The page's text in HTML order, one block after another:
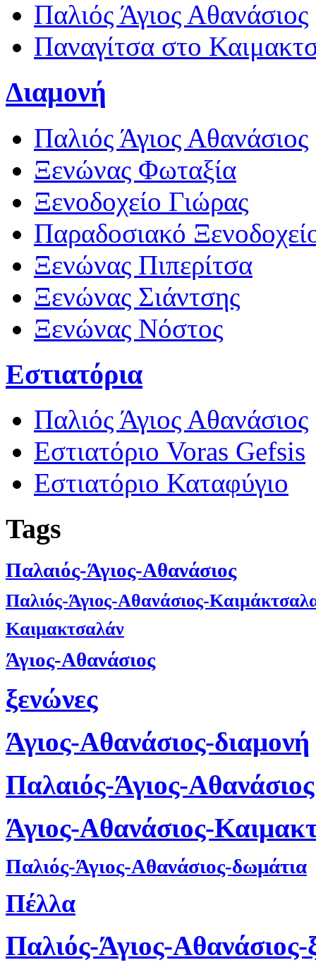
Παλιός Άγιος Αθανάσιος
Παναγίτσα στο
Διαμονή
Παλιός Άγιος Αθανάσιος
Ξενώνας Φωταξία
Ξενοδοχείο Γιώρας
Παραδοσιακό
Ξενώνας Πιπερίτσα
Ξενώνας Σιάντσης
Ξενώνας Νόστος
Εστιατόρια
Παλιός Άγιος Αθανάσιος
Εστιατόριο Voras Gefsis
Εστιατόριο Καταφύγιο
Tags
Παλαιός-Άγιος-Αθανάσιος
Παλιός-Άγιος-Αθανάσιος-
Καιμακτσαλάν
Άγιος-Αθανάσιος
ξενώνες
Άγιος-Αθανάσιος-διαμονή
Παλαιός-Άγιος-Αθανάσιος
Άγιος-Αθανάσιος-
Παλιός-Άγιος-Αθανάσιος-δωμάτια
Πέλλα
Παλιός-Άγιος-Αθανάσιος-